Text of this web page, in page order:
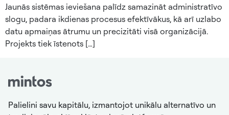
Jaunās sistēmas ieviešana palīdz samazināt administratīvo
slogu, padara ikdienas procesus efektīvākus, kā arī uzlabo
datu apmaiņas ātrumu un precizitāti visā organizācijā.
Projekts tiek īstenots […]
Palielini savu kapitālu, izmantojot unikālu alternatīvo un